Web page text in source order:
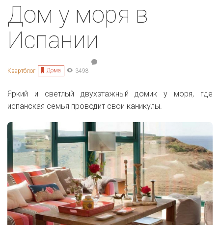
Дом у моря в
Испании
Квартблог Дома 3498
Яркий и светлый двухэтажный домик у моря, где
испанская семья проводит свои каникулы.